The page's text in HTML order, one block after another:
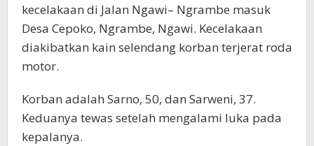
kecelakaan di Jalan Ngawi– Ngrambe masuk
Desa Cepoko, Ngrambe, Ngawi. Kecelakaan
diakibatkan kain selendang korban terjerat roda
motor.
Korban adalah Sarno, 50, dan Sarweni, 37.
Keduanya tewas setelah mengalami luka pada
kepalanya.